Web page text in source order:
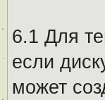
6.1 Для
если
может